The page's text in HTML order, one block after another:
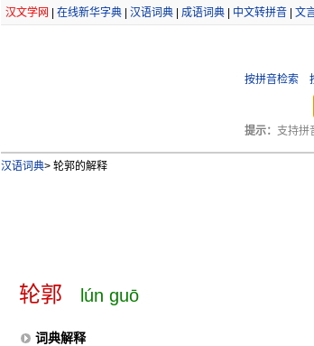
汉文学网 在线新华字典| 汉语词典| 成语词典| 中文转拼音| 文
按拼音检索
提示： 支持拼
汉语词典>轮郭的解释
轮郭 lún guō
词典解释